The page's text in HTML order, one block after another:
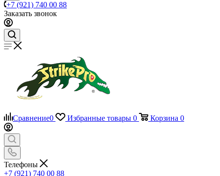
+7 (921) 740 00 88
Заказать звонок
Сравнение0 Избранные товары 0 Корзина 0
Телефоны
+7 (921) 740 00 88